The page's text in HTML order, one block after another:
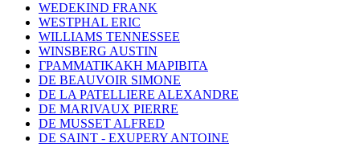
WEDEKIND FRANK
WESTPHAL ERIC
WILLIAMS TENNESSEE
WINSBERG AUSTIN
ΓΡΑΜΜΑΤΙΚΑΚΗ ΜΑΡΙΒΙΤΑ
DE BEAUVOIR SIMONE
DE LA PATELLIERE ALEXANDRE
DE MARIVAUX PIERRE
DE MUSSET ALFRED
DE SAINT - EXUPERY ANTOINE